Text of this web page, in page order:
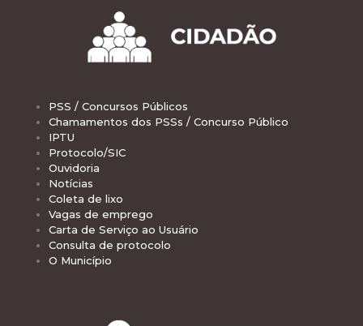
PSS / Concursos Públicos
Chamamentos dos PSSs / Concurso Público
IPTU
Protocolo/SIC
Ouvidoria
Notícias
Coleta de lixo
Vagas de emprego
Carta de Serviço ao Usuário
Consulta de protocolo
O Município